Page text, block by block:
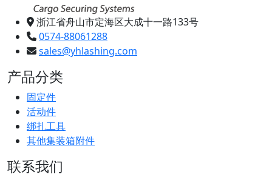
浙江省舟山市定海区大成十一路133号
0574-88061288
sales@yhlashing.com
产品分类
固定件
活动件
绑扎工具
其他集装箱附件
联系我们